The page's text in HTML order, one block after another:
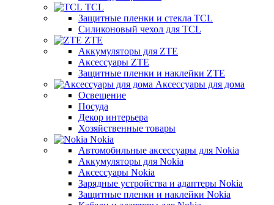
TCL
Защитные пленки и стекла TCL
Силиконовый чехол для TCL
ZTE
Аккумуляторы для ZTE
Аксессуары ZTE
Защитные пленки и наклейки ZTE
Аксессуары для дома
Освещение
Посуда
Декор интерьера
Хозяйственные товары
Nokia
Автомобильные аксессуары для Nokia
Аккумуляторы для Nokia
Аксессуары Nokia
Зарядные устройства и адаптеры Nokia
Защитные пленки и наклейки Nokia